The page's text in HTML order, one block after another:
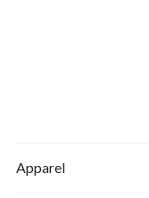
Apparel